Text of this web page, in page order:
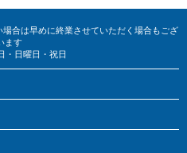
合は早めに終業させていただく場合もござ
ます
・日曜日・祝日